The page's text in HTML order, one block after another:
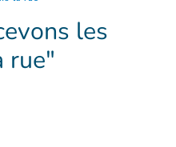
les
rue"